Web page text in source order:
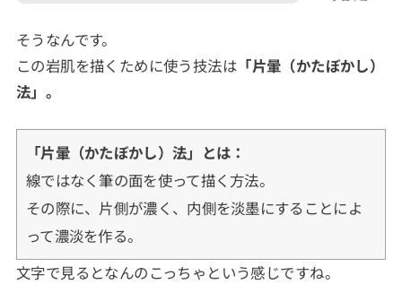
そうなんです。
この岩肌を描くために使う技法は 「片暈（かたぼかし）
法」。
「片暈（かたぼかし）法」とは：
線ではなく筆の面を使って描く方法。
その際に、片側が濃く、内側を淡墨にすることによ
って濃淡を作る。
文字で見るとなんのこっちゃという感じですね。